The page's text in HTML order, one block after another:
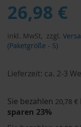
26,98 €
inkl. MwSt, zzgl.
(Paketgröße - S)
Lieferzeit: ca. 2-3
Sie bezahlen 20,78 €
sparen 23%